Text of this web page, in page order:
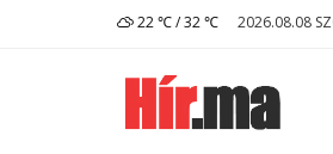
22 ℃ / 32 ℃ 2026.08.08